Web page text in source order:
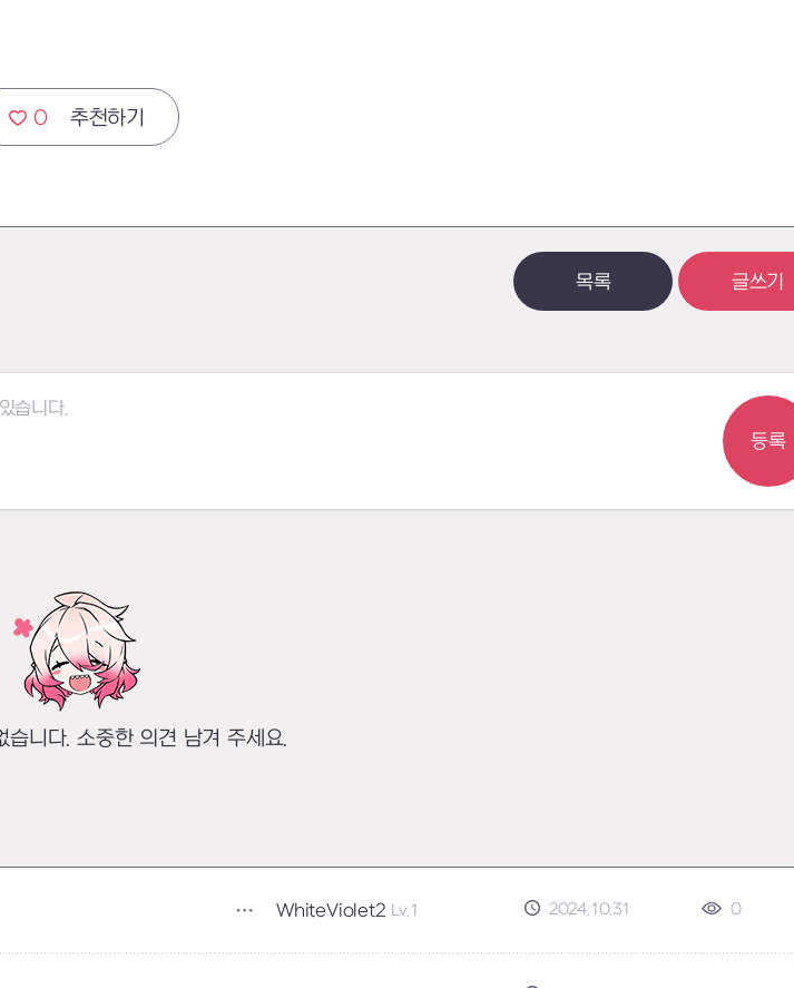
0 추천하기
목록 글쓰기
등록
습니다. 소중한 의견 남겨 주세요.
WhiteViolet2 Lv.1 2024.10.31 0